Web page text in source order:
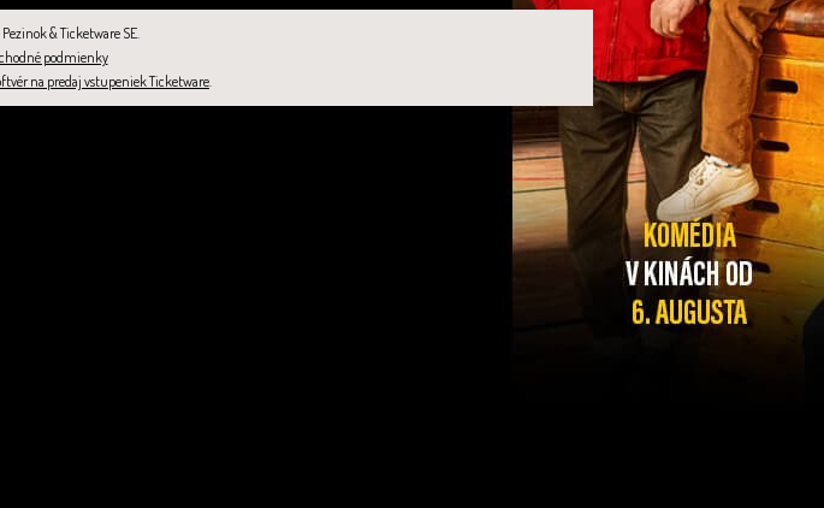
& Ticketware SE.
podmienky
na predaj vstupeniek Ticketware.